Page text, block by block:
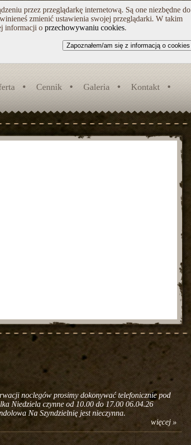
przez przeglądarkę internetową. Są one niezbędne do
zmienić ustawienia swojej przeglądarki. W takim
informacji o przechowywaniu cookies.
Zapoznałem/am się z informacją o cookies
SZKOŁY
Cennik Galeria Kontakt
noclegów prosimy dokonywać telefonicznie pod
Niedziela czynne od 10.00 do 17.00 06.04.26
Na Szyndzielnię jest nieczynna.
więcej »